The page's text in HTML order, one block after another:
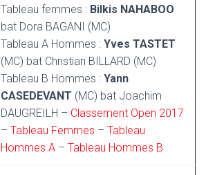
Tableau femmes : Bilkis NAHABOO
bat Dora BAGANI (MC)
Tableau A Hommes : Yves TASTET
(MC) bat Christian BILLARD (MC)
Tableau B Hommes : Yann
CASEDEVANT (MC) bat Joachim
DAUGREILH – Classement Open 2017
– Tableau Femmes – Tableau
Hommes A – Tableau Hommes B